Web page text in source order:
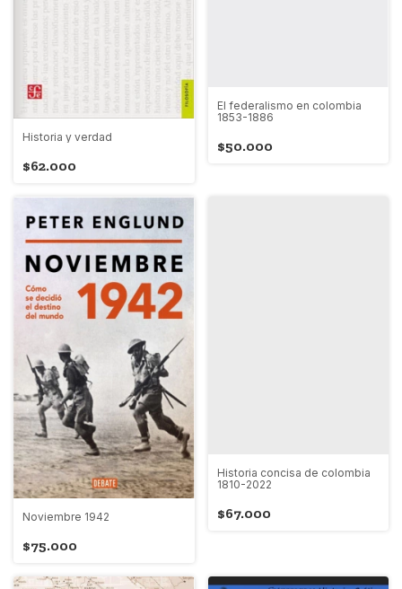
Historia y verdad
$62.000
El federalismo en colombia
1853-1886
$50.000
Noviembre 1942
$75.000
Historia concisa de colombia
1810-2022
$67.000